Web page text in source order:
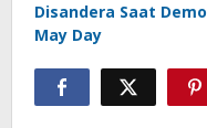
Disandera Saat Demo
May Day